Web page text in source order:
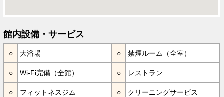
館内設備・サービス
大浴場 禁煙ルーム（全室）
Wi-Fi完備（全館） レストラン
フィットネスジム クリーニングサービス